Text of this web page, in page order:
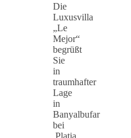
Die
Luxusvilla
„Le
Mejor“
begrüßt
Sie
in
traumhafter
Lage
in
Banyalbufar
bei
Platja